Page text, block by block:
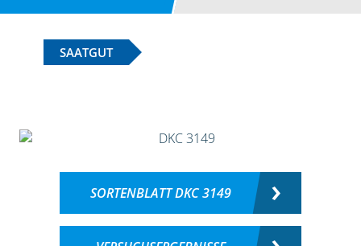
SAATGUT
SORTENBLATT DKC 3149